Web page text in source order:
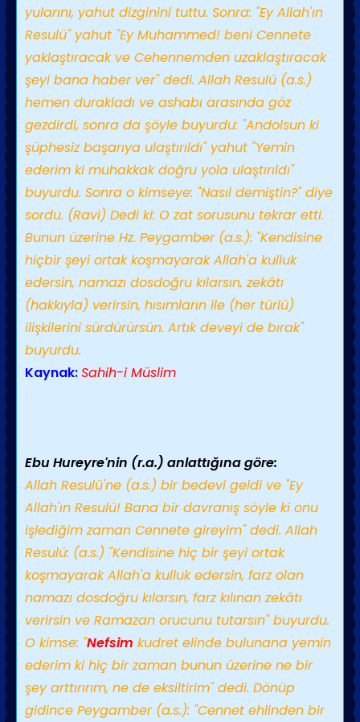
yularını, yahut dizginini tuttu. Sonra: "Ey Allah'ın
Resulü" yahut "Ey Muhammed! beni Cennete
yaklaştıracak ve Cehennemden uzaklaştıracak
şeyi bana haber ver" dedi. Allah Resulü (a.s.)
hemen durakladı ve ashabı arasında göz
gezdirdi, sonra da şöyle buyurdu: "Andolsun ki
şüphesiz başarıya ulaştırıldı" yahut "Yemin
ederim ki muhakkak doğru yola ulaştırıldı"
buyurdu. Sonra o kimseye: "Nasıl demiştin?" diye
sordu. (Ravi) Dedi ki: O zat sorusunu tekrar etti.
Bunun üzerine Hz. Peygamber (a.s.): "Kendisine
hiçbir şeyi ortak koşmayarak Allah'a kulluk
edersin, namazı dosdoğru kılarsın, zekâtı
(hakkıyla) verirsin, hısımların ile (her türlü)
ilişkilerini sürdürürsün. Artık deveyi de bırak"
buyurdu.
Kaynak:Sahih-i Müslim
Ebu Hureyre'nin (r.a.) anlattığına göre:
Allah Resulü'ne (a.s.) bir bedevi geldi ve "Ey
Allah'ın Resulü! Bana bir davranış söyle ki onu
işlediğim zaman Cennete gireyim" dedi. Allah
Resulü: (a.s.) "Kendisine hiç bir şeyi ortak
koşmayarak Allah'a kulluk edersin, farz olan
namazı dosdoğru kılarsın, farz kılınan zekâtı
verirsin ve Ramazan orucunu tutarsın" buyurdu.
O kimse: "Nefsim kudret elinde bulunana yemin
ederim ki hiç bir zaman bunun üzerine ne bir
şey arttırırım, ne de eksiltirim" dedi. Dönüp
gidince Peygamber (a.s.): "Cennet ehlinden bir